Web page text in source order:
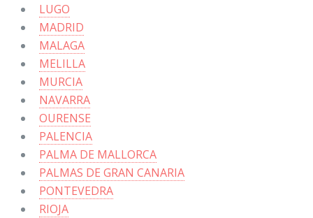
LUGO
MADRID
MALAGA
MELILLA
MURCIA
NAVARRA
OURENSE
PALENCIA
PALMA DE MALLORCA
PALMAS DE GRAN CANARIA
PONTEVEDRA
RIOJA